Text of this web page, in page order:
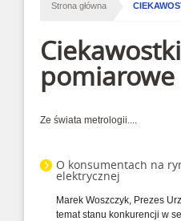
Strona główna
Ciekawostki
pomiarowe
Ze świata metrologii....
O konsumentach na
elektrycznej
Marek Woszczyk, Prezes
temat stanu konkurencji w